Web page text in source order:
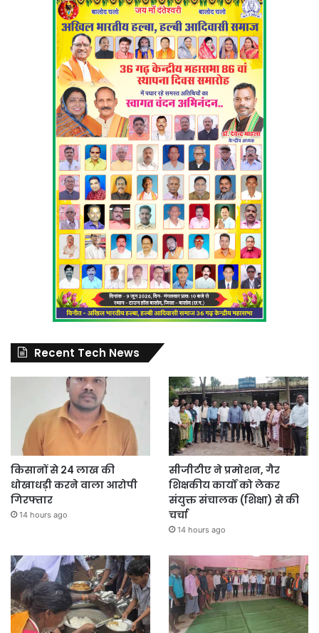
तेजी के साथ-साथ आमजन की समस्याओं व शिकायतों पर विशेष रूप से फोकस करें
तथा प्राप्त शिकायतों का समयसीमा में निराकरण करायें।
बैठक के दौरान अपर आयुक्त विनय मिश्रा, अधीक्षण अभियंता सुरेश बरूआ, वार्ड
पार्षद मुकुंद सिंह कंवर, अजय कुमार चन्द्रा, विनम्र तिवारी, किशन लाल केंवट,
जनकसिंह राजपूत, अयोध्याबाई कंवर, सम्मत कुंवर, राधा महंत, फिरतराम साहू,
कल्याणीबाई यादव, प्रीति दिनेश शर्मा, सुखविंदर कौर, आरती सिंह, प्रेमकुमार साहू,
रामाधार पटेल, बहत्तर सिंह कंवर, कार्यपालन अभियंता राकेश मसीह, दर्री जोन
कमिश्नर लीलाधर पटेल, सर्वमंगला नगर जोन कमिश्नर सुनील टांडे, स्वास्थ्य
अधिकारी डॉ.संजय तिवारी, निगम सचिव रामेश्वर सिंह कंवर, सहायक राजस्व
अधिकारी सचिन तिवारी, सहायक अभियंता राहुल मिश्रा, यशवंत जोगी, सुशीलचन्द्र
सोनी, रितेश सिंह, प्रमोद जगत, शैलेन्द्र नामदेव, उत्तमदास महंत, महेश्वर सिंह
आदि के साथ अन्य अधिकारी कर्मचारी उपस्थित थे।
Recent Tech News
किसानों से 24 लाख की
धोखाधड़ी करने वाला आरोपी
गिरफ्तार
14 hours ago
सीजीटीए ने प्रमोशन, गैर
शिक्षकीय कार्यों को लेकर
संयुक्त संचालक (शिक्षा) से की
चर्चा
14 hours ago